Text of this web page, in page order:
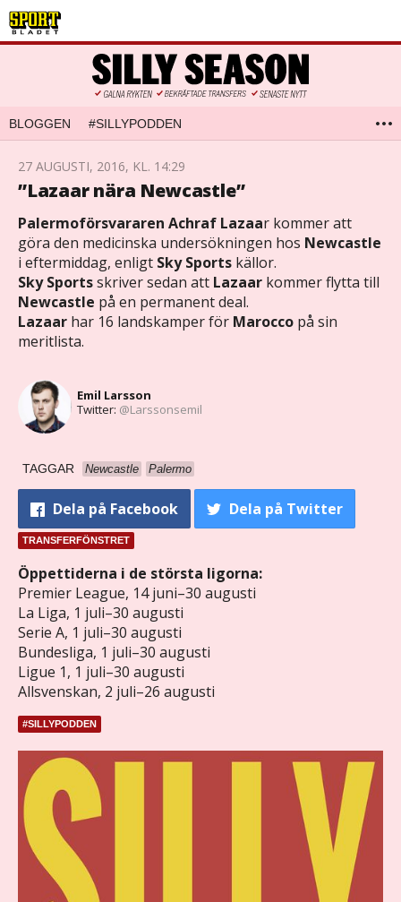
BLOGGEN #SILLYPODDEN
27 AUGUSTI, 2016, KL. 14:29
”Lazaar nära Newcastle”
Palermoförsvararen Achraf Lazaar kommer att
göra den medicinska undersökningen hos Newcastle
i eftermiddag, enligt Sky Sports källor.
Sky Sportsskriver sedan att Lazaar kommer flytta till
Newcastle på en permanent deal.
Lazaar har 16 landskamper för Marocco på sin
meritlista.
Emil Larsson
Twitter: @Larssonsemil
TAGGAR Newcastle Palermo
Dela på Facebook Dela på Twitter
TRANSFERFÖNSTRET
Öppettiderna i de största ligorna:
Premier League, 14 juni–30 augusti
La Liga, 1 juli–30 augusti
Serie A, 1 juli–30 augusti
Bundesliga, 1 juli–30 augusti
Ligue 1, 1 juli–30 augusti
Allsvenskan, 2 juli–26 augusti
#SILLYPODDEN